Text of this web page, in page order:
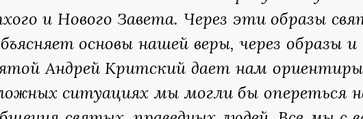
и Нового Завета. Через эти образы
основы нашей веры, через образы
Андрей Критский дает нам
ситуациях мы могли бы опереться